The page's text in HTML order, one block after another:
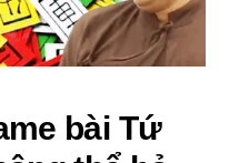
bài Tứ